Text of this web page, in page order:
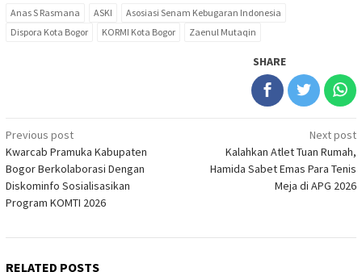
Anas S Rasmana ASKI
Asosiasi Senam Kebugaran Indonesia
Dispora Kota Bogor
KORMI Kota Bogor Zaenul Mutaqin
SHARE
Post
navigation
Previous post
Kwarcab Pramuka Kabupaten
Bogor Berkolaborasi Dengan
Diskominfo Sosialisasikan
Program KOMTI 2026
Next post
Kalahkan Atlet Tuan Rumah,
Hamida Sabet Emas Para Tenis
Meja di APG 2026
RELATED POSTS